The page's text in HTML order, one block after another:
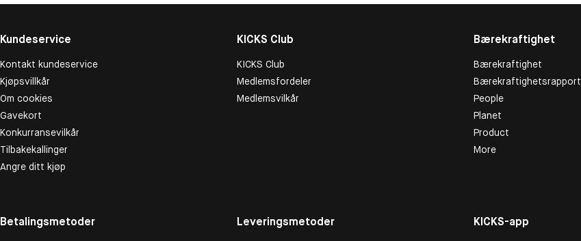
Kundeservice
Kontakt kundeservice
Kjøpsvillkår
Om cookies
Gavekort
Konkurransevilkår
Tilbakekallinger
Angre ditt kjøp
KICKS Club
KICKS Club
Medlemsfordeler
Medlemsvilkår
Bærekraftighet
Bærekraftighet
Bærekraftighetsrapport
People
Planet
Product
More
Betalingsmetoder Leveringsmetoder KICKS-app